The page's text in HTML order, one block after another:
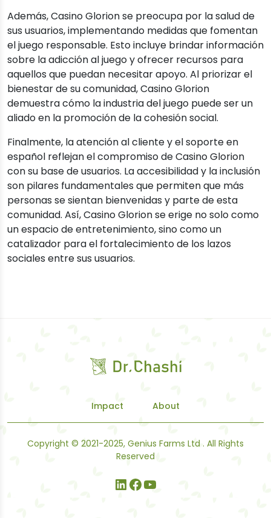
Además, Casino Glorion se preocupa por la salud de
sus usuarios, implementando medidas que fomentan
el juego responsable. Esto incluye brindar información
sobre la adicción al juego y ofrecer recursos para
aquellos que puedan necesitar apoyo. Al priorizar el
bienestar de su comunidad, Casino Glorion
demuestra cómo la industria del juego puede ser un
aliado en la promoción de la cohesión social.
Finalmente, la atención al cliente y el soporte en
español reflejan el compromiso de Casino Glorion
con su base de usuarios. La accesibilidad y la inclusión
son pilares fundamentales que permiten que más
personas se sientan bienvenidas y parte de esta
comunidad. Así, Casino Glorion se erige no solo como
un espacio de entretenimiento, sino como un
catalizador para el fortalecimiento de los lazos
sociales entre sus usuarios.
Impact About
Copyright © 2021-2025, Genius Farms Ltd . All Rights
Reserved
LinkedIn
Facebook
YouTube